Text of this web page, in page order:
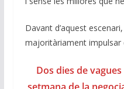
Davant d’aquest
majoritàriament
Dos dies de